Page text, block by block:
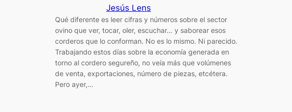
Jesús Lens
Qué diferente es leer cifras y números sobre el sector
ovino que ver, tocar, oler, escuchar… y saborear esos
corderos que lo conforman. No es lo mismo. Ni parecido.
Trabajando estos días sobre la economía generada en
torno al cordero segureño, no veía más que volúmenes
de venta, exportaciones, número de piezas, etcétera.
Pero ayer,…